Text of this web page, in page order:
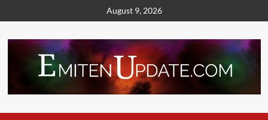
to
content
August 9, 2026